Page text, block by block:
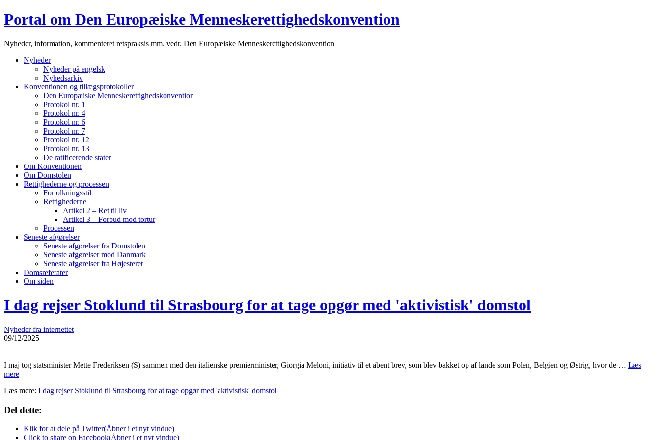
Portal om Den Europæiske Menneskerettighedskonvention
Nyheder, information, kommenteret retspraksis mm. vedr. Den Europæiske Menneskerettighedskonvention
Nyheder
Nyheder på engelsk
Nyhedsarkiv
Konventionen og tillægsprotokoller
Den Europæiske Menneskerettighedskonvention
Protokol nr. 1
Protokol nr. 4
Protokol nr. 6
Protokol nr. 7
Protokol nr. 12
Protokol nr. 13
De ratificerende stater
Om Konventionen
Om Domstolen
Rettighederne og processen
Fortolkningsstil
Rettighederne
Artikel 2 – Ret til liv
Artikel 3 – Forbud mod tortur
Processen
Seneste afgørelser
Seneste afgørelser fra Domstolen
Seneste afgørelser mod Danmark
Seneste afgørelser fra Højesteret
Domsreferater
Om siden
I dag rejser Stoklund til Strasbourg for at tage opgør med 'aktivistisk' domstol
Nyheder fra internettet
09/12/2025
I maj tog statsminister Mette Frederiksen (S) sammen med den italienske premierminister, Giorgia Meloni, initiativ til et åbent brev, som blev bakket op af lande som Polen, Belgien og Østrig, hvor de … Læs
mere
Læs mere: I dag rejser Stoklund til Strasbourg for at tage opgør med 'aktivistisk' domstol
Del dette:
Klik for at dele på Twitter(Åbner i et nyt vindue)
Click to share on Facebook(Åbner i et nyt vindue)